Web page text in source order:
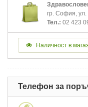
гр. София,
Тел.: 02 423
Наличност в
Телефон за